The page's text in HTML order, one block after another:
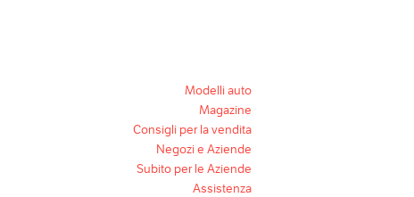
Modelli auto
Magazine
Consigli per la vendita
Negozi e Aziende
Subito per le Aziende
Assistenza